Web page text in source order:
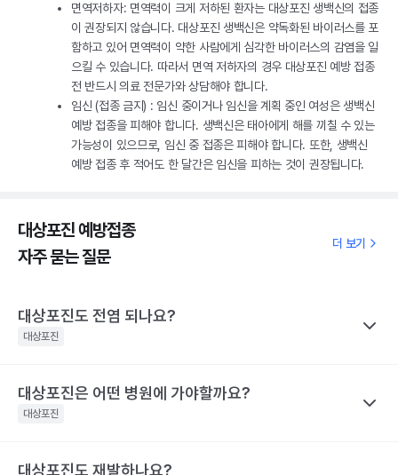
면역저하자: 면역력이 크게 저하된 환자는 대상포진 생백신의 접종
이 권장되지 않습니다. 대상포진 생백신은 약독화된 바이러스를 포
함하고 있어 면역력이 약한 사람에게 심각한 바이러스의 감염을 일
으킬 수 있습니다. 따라서 면역 저하자의 경우 대상포진 예방 접종
전 반드시 의료 전문가와 상담해야 합니다.
임신 (접종 금지) : 임신 중이거나 임신을 계획 중인 여성은 생백신
예방 접종을 피해야 합니다. 생백신은 태아에게 해를 끼칠 수 있는
가능성이 있으므로, 임신 중 접종은 피해야 합니다. 또한, 생백신
예방 접종 후 적어도 한 달간은 임신을 피하는 것이 권장됩니다.
대상포진 예방접종
자주 묻는 질문
더 보기
대상포진도 전염 되나요?
대상포진
나만의닥터
대상포진이 특정 바이러스에 의해 유발된다고 하니 혹시 대상포진
대상포진은 어떤 병원에 가야할까요?
대상포진
나만의닥터
대상포진도 재발하나요?